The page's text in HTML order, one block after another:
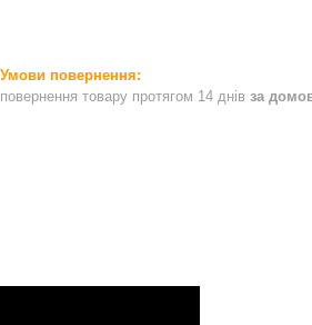
повернення товару протягом 14 днів за